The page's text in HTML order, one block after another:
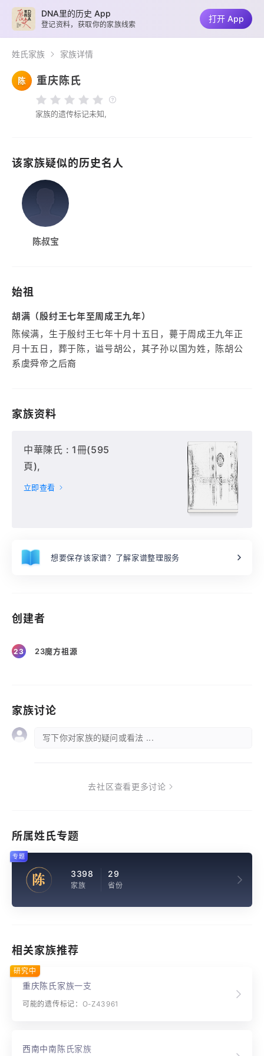
姓氏家族 家族详情
陈 重庆陈氏
家族的遗传标记未知,
该家族疑似的历史名人
陈叔宝
始祖
胡满（殷纣王七年至周成王九年）
陈候满，生于殷纣王七年十月十五日，薨于周成王九年正
月十五日，葬于陈，谥号胡公，其子孙以国为姓，陈胡公
系虞舜帝之后裔
家族资料
中華陳氏 : 1冊(595
頁),
立即查看
想要保存该家谱？了解家谱整理服务
创建者
23 23魔方祖源
家族讨论
写下你对家族的疑问或看法 ...
去社区查看更多讨论
所属姓氏专题
陈 3398
家族
29
省份
专题
相关家族推荐
重庆陈氏家族一支
可能的遗传标记：O-Z43961
研究中
西南中南陈氏家族
DNA里的历史 App
登记资料，获取你的家族线索
打开 App